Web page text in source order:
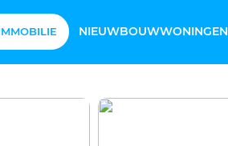
NIEUWBOUWWONINGEN